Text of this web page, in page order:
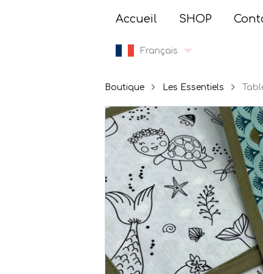
Français
Accueil SHOP
Boutique Les Essentiels